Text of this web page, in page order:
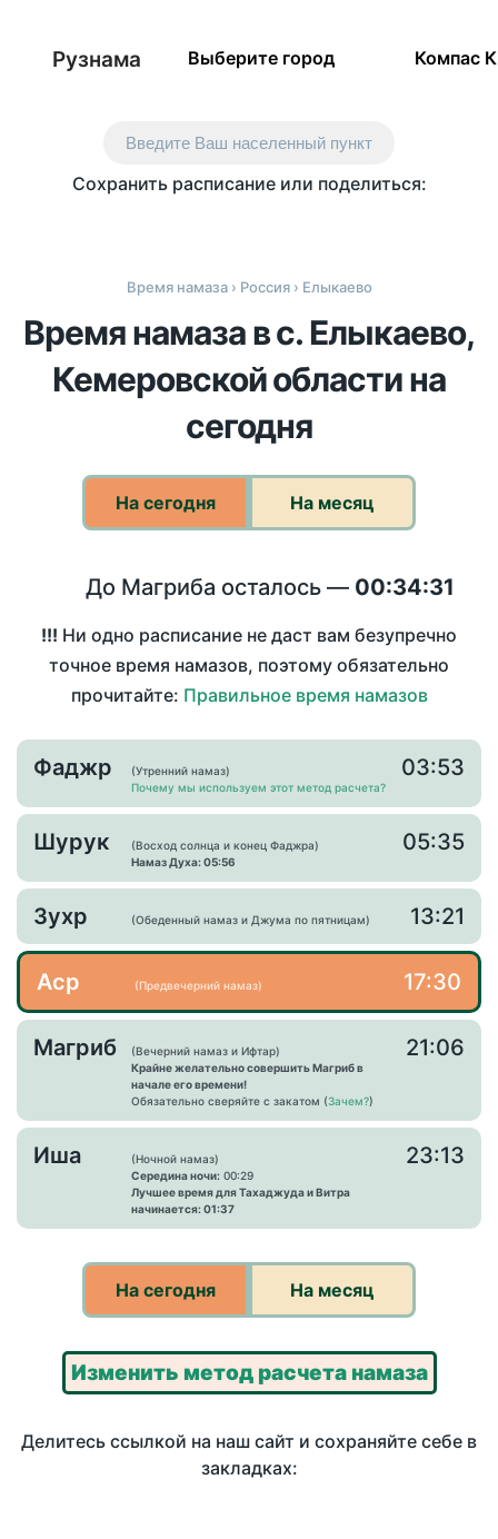
Рузнама Выберите город Компас
Введите Ваш населенный пункт
Сохранить расписание или поделиться:
Время намаза› Россия› Елыкаево
Время намаза в с. Елыкаево,
Кемеровской области на
сегодня
На сегодня На месяц
До Магриба осталось — 00:34:31
!!! Ни одно расписание не даст вам безупречно
точное время намазов, поэтому обязательно
прочитайте: Правильное время намазов
Фаджр
(Утренний намаз)
Почему мы используем этот метод расчета?
03:53
Шурук
(Восход солнца и конец Фаджра)
Намаз Духа: 05:56
05:35
Зухр (Обеденный намаз и Джума по пятницам) 13:21
Аср (Предвечерний намаз) 17:30
Магриб
(Вечерний намаз и Ифтар)
Крайне желательно совершить Магриб в
начале его времени!
Обязательно сверяйте с закатом (Зачем?)
21:06
Иша
(Ночной намаз)
Середина ночи: 00:29
Лучшее время для Тахаджуда и Витра
начинается: 01:37
23:13
На сегодня На месяц
Изменить метод расчета намаза
Делитесь ссылкой на наш сайт и сохраняйте себе в
закладках: